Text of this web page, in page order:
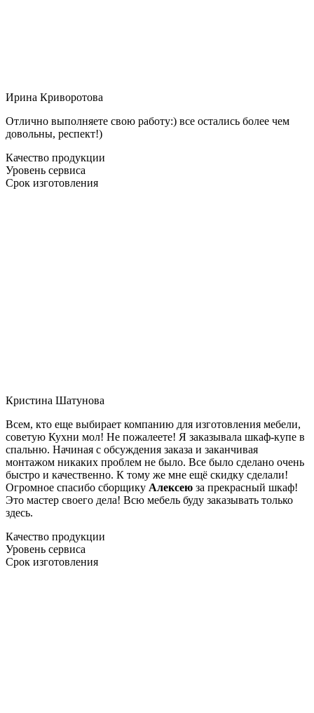
Ирина Криворотова
Отлично выполняете свою работу:) все остались более чем
довольны, респект!)
Качество продукции
Уровень сервиса
Срок изготовления
Кристина Шатунова
Всем, кто еще выбирает компанию для изготовления мебели,
советую Кухни мол! Не пожалеете! Я заказывала шкаф-купе в
спальню. Начиная с обсуждения заказа и заканчивая
монтажом никаких проблем не было. Все было сделано очень
быстро и качественно. К тому же мне ещё скидку сделали!
Огромное спасибо сборщику Алексею за прекрасный шкаф!
Это мастер своего дела! Всю мебель буду заказывать только
здесь.
Качество продукции
Уровень сервиса
Срок изготовления